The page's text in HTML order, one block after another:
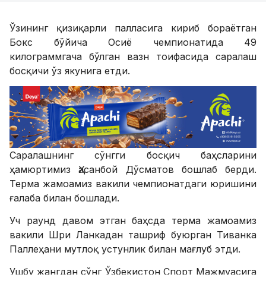
Ўзининг қизиқарли палласига кириб бораётган
Бокс бўйича Осиё чемпионатида 49
килограммгача бўлган вазн тоифасида саралаш
босқичи ўз якунига етди.
Саралашнинг сўнгги босқич баҳсларини
ҳамюртимиз Ҳасанбой Дўсматов бошлаб берди.
Терма жамоамиз вакили чемпионатдаги юришини
ғалаба билан бошлади.
Уч раунд давом этган баҳсда терма жамоамиз
вакили Шри Ланкадан ташриф буюрган Тиванка
Паллеҳани мутлоқ устунлик билан мағлуб этди.
Ушбу жангдан сўнг Ўзбекистон Спорт Мажмуасига